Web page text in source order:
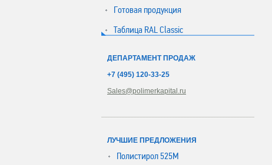
Готовая продукция
Таблица RAL Classic
ДЕПАРТАМЕНТ ПРОДАЖ
+7 (495) 120-33-25
Sales@polimerkapital.ru
ЛУЧШИЕ ПРЕДЛОЖЕНИЯ
Полистирол 525М